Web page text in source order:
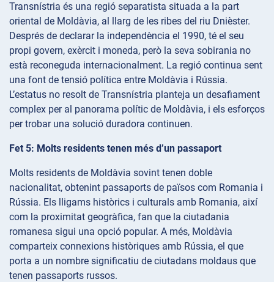
Transnístria és una regió separatista situada a la part
oriental de Moldàvia, al llarg de les ribes del riu Dnièster.
Després de declarar la independència el 1990, té el seu
propi govern, exèrcit i moneda, però la seva sobirania no
està reconeguda internacionalment. La regió continua sent
una font de tensió política entre Moldàvia i Rússia.
L’estatus no resolt de Transnístria planteja un desafiament
complex per al panorama polític de Moldàvia, i els esforços
per trobar una solució duradora continuen.
Fet 5: Molts residents tenen més d’un passaport
Molts residents de Moldàvia sovint tenen doble
nacionalitat, obtenint passaports de països com Romania i
Rússia. Els lligams històrics i culturals amb Romania, així
com la proximitat geogràfica, fan que la ciutadania
romanesa sigui una opció popular. A més, Moldàvia
comparteix connexions històriques amb Rússia, el que
porta a un nombre significatiu de ciutadans moldaus que
tenen passaports russos.